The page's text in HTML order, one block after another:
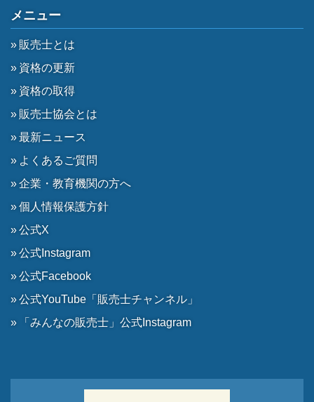
メニュー
販売士とは
資格の更新
資格の取得
販売士協会とは
最新ニュース
よくあるご質問
企業・教育機関の方へ
個人情報保護方針
公式X
公式Instagram
公式Facebook
公式YouTube「販売士チャンネル」
「みんなの販売士」公式Instagram